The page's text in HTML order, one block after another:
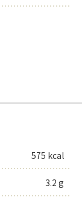
575 kcal
3.2 g